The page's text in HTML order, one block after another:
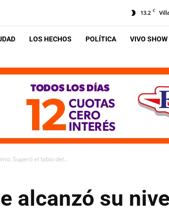
13.2 C
LOS HECHOS POLÍTICA VIVO SHOW
Superó el labio del...
alcanzó su